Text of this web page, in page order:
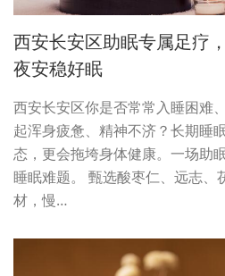
西安长安区助眠专属足疗
夜安稳好眠
西安长安区你是否常常入睡困难
起浑身疲惫、精神不济？长期睡
态，更会拖垮身体健康。一场助
睡眠难题。 甄选酸枣仁、远志、
材，慢…